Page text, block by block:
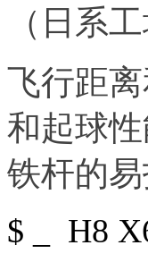
（日系
飞行距
和起球
铁杆的易
$ _ H8